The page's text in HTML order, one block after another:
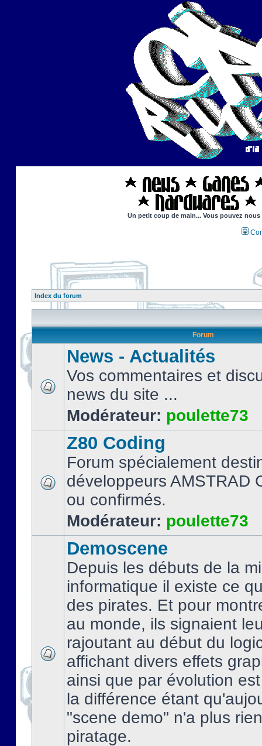
Un petit coup de main... Vous pouvez
Index du forum
Forum
News - Actualités
Vos commentaires et
news du site ...
Modérateur: poulette73
Z80 Coding
Forum spécialement
développeurs AMSTRAD
ou confirmés.
Modérateur: poulette73
Demoscene
Depuis les débuts de la
informatique il existe ce
des pirates. Et pour
au monde, ils signaient
rajoutant au début du
affichant divers effets
ainsi que par évolution
la différence étant
"scene demo" n'a plus
piratage.